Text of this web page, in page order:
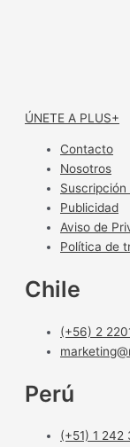
ÚNETE A PLUS+
Contacto
Nosotros
Suscripción
Publicidad
Aviso de
Política de
Chile
(+56) 2
Perú
(+51) 1 242